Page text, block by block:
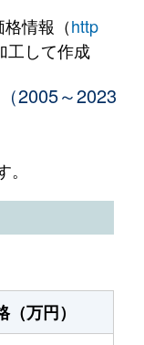
-
-
情報（http
工して作成
2005～2023
万円）